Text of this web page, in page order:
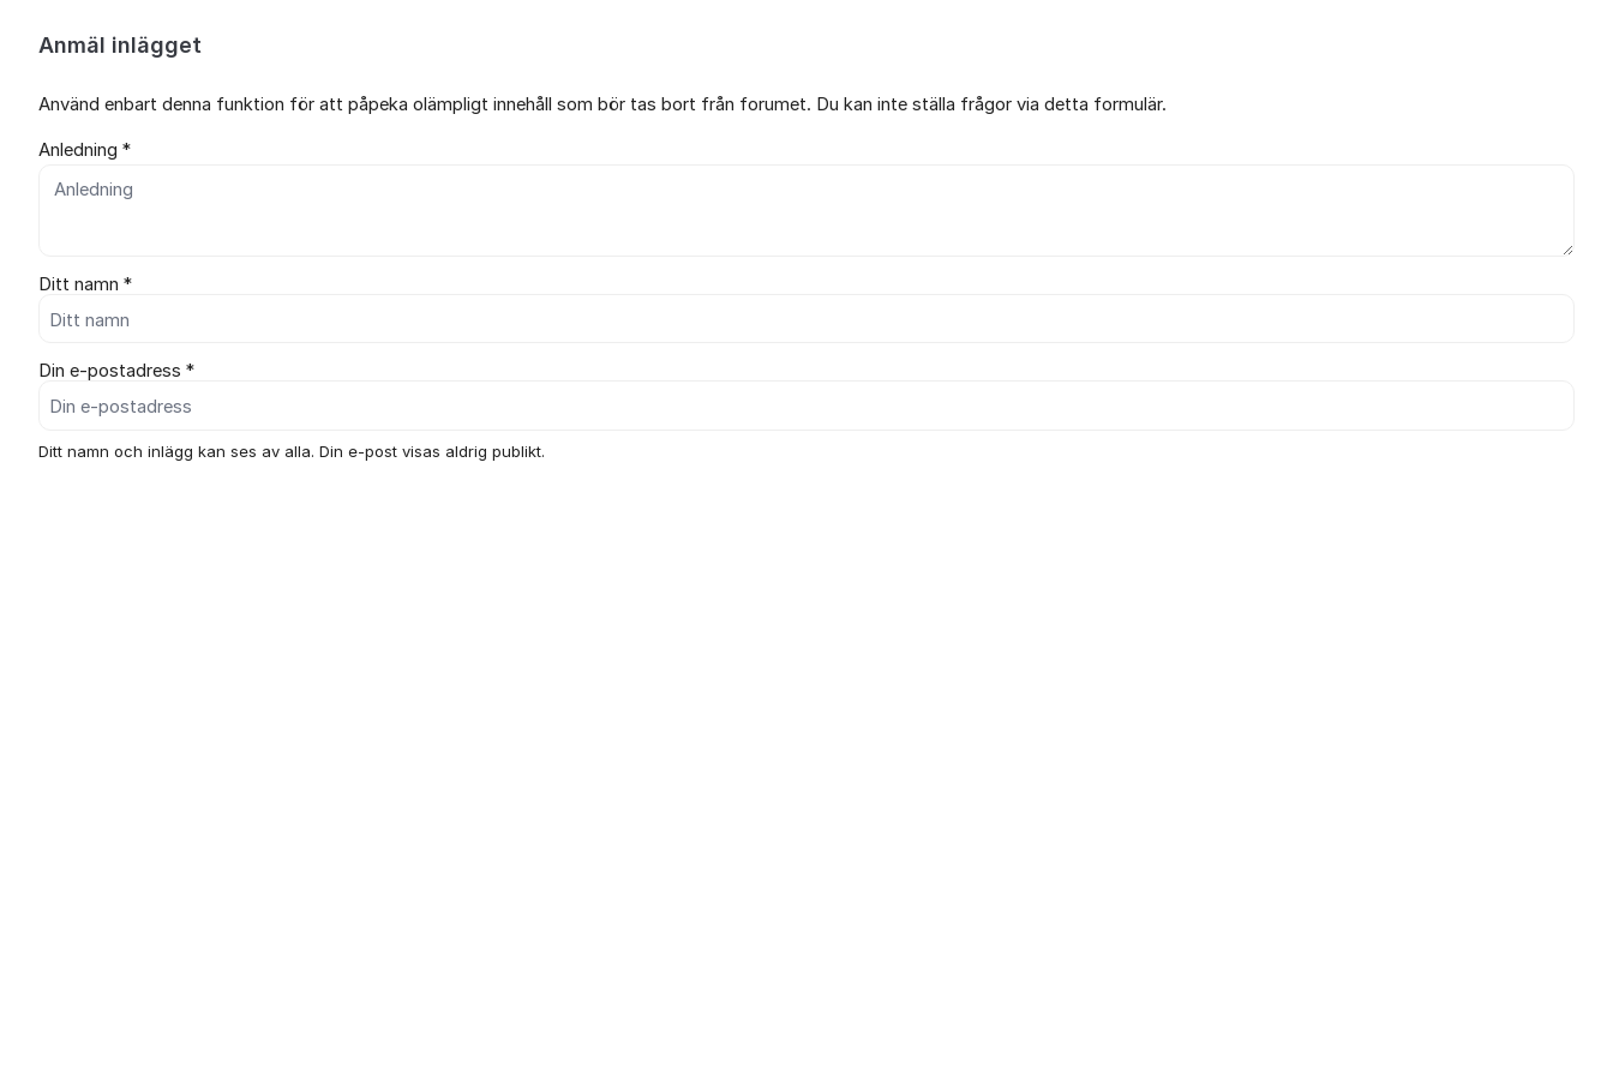
Anmäl inlägget
Använd enbart denna funktion för att påpeka olämpligt innehåll som bör tas bort från forumet. Du kan inte ställa frågor via detta formulär.
Anledning *
Ditt namn *
Din e-postadress *
Ditt namn och inlägg kan ses av alla. Din e-post visas aldrig publikt.